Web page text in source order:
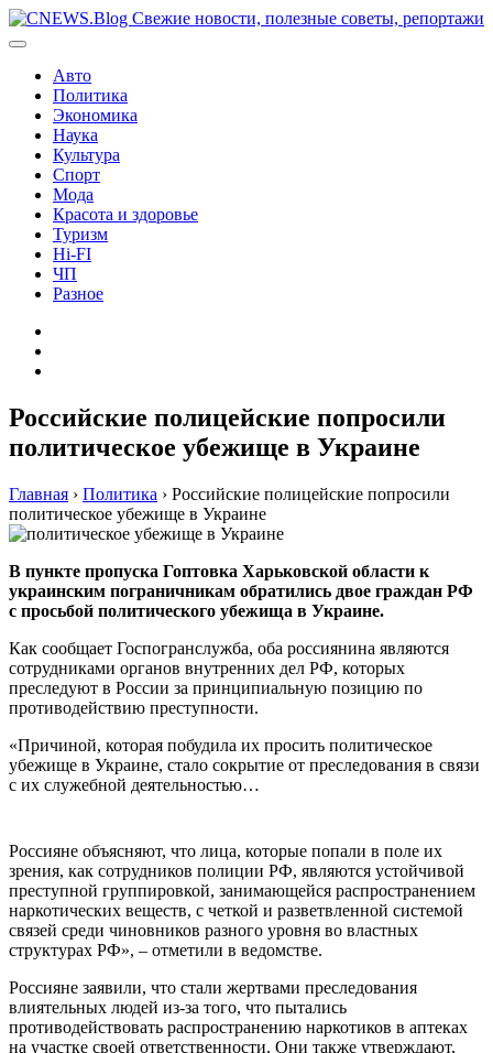
Перейти
к
Авто
Политика
Экономика
Наука
Культура
Спорт
Мода
Красота и здоровье
Туризм
Hi-FI
ЧП
Разное
Российские полицейские попросили
политическое убежище в Украине
Главная › Политика › Российские полицейские попросили
политическое убежище в Украине
В пункте пропуска Гоптовка Харьковской области к
украинским пограничникам обратились двое граждан РФ
с просьбой политического убежища в Украине.
Как сообщает Госпогранслужба, оба россиянина являются
сотрудниками органов внутренних дел РФ, которых
преследуют в России за принципиальную позицию по
противодействию преступности.
«Причиной, которая побудила их просить политическое
убежище в Украине, стало сокрытие от преследования в связи
с их служебной деятельностью…
Россияне объясняют, что лица, которые попали в поле их
зрения, как сотрудников полиции РФ, являются устойчивой
преступной группировкой, занимающейся распространением
наркотических веществ, с четкой и разветвленной системой
связей среди чиновников разного уровня во властных
структурах РФ», – отметили в ведомстве.
Россияне заявили, что стали жертвами преследования
влиятельных людей из-за того, что пытались
противодействовать распространению наркотиков в аптеках
на участке своей ответственности. Они также утверждают,